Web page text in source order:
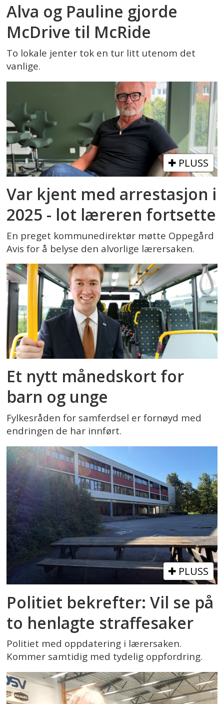
Alva og Pauline gjorde
McDrive til McRide
To lokale jenter tok en tur litt utenom det
vanlige.
PLUSS
Var kjent med arrestasjon i
2025 - lot læreren fortsette
En preget kommunedirektør møtte Oppegård
Avis for å belyse den alvorlige lærersaken.
Et nytt månedskort for
barn og unge
Fylkesråden for samferdsel er fornøyd med
endringen de har innført.
PLUSS
Politiet bekrefter: Vil se på
to henlagte straffesaker
Politiet med oppdatering i lærersaken.
Kommer samtidig med tydelig oppfordring.